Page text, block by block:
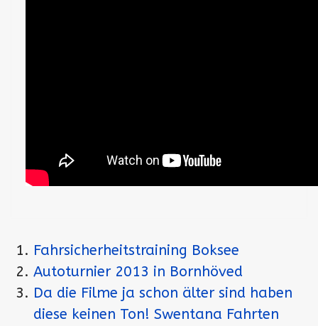
Fahrsicherheitstraining Boksee
Autoturnier 2013 in Bornhöved
Da die Filme ja schon älter sind haben
diese keinen Ton! Swentana Fahrten